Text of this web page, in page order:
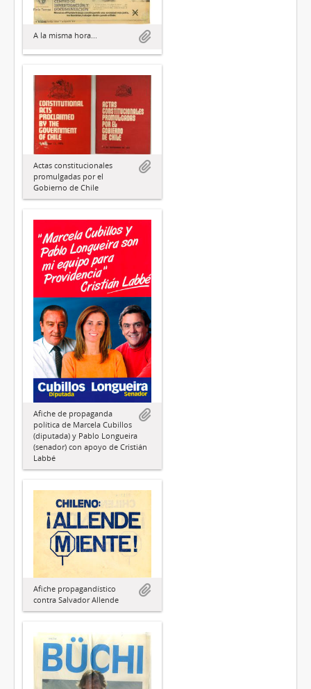
A la misma hora...
Actas constitucionales
promulgadas por el
Gobierno de Chile
Afiche de propaganda
política de Marcela Cubillos
(diputada) y Pablo Longueira
(senador) con apoyo de Cristián
Labbé
Afiche propagandístico
contra Salvador Allende